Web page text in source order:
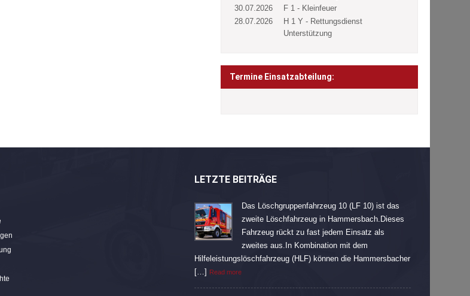
30.07.2026
F 1 - Kleinfeuer
28.07.2026
H 1 Y - Rettungsdienst
Unterstützung
Termine Einsatzabteilung:
LETZTE BEITRÄGE
Das Löschgruppenfahrzeug 10 (LF 10) ist das
zweite Löschfahrzeug in Hammersbach.Dieses
Fahrzeug rückt zu fast jedem Einsatz als
zweites aus.In Kombination mit dem
Hilfeleistungslöschfahrzeug (HLF) können die Hammersbacher
[…] Read more